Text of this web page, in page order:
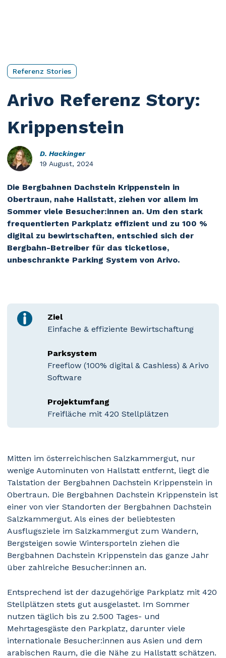
Referenz Stories
Arivo Referenz Story:
Krippenstein
D. Hackinger
19 August, 2024
Die Bergbahnen Dachstein Krippenstein in
Obertraun, nahe Hallstatt, ziehen vor allem im
Sommer viele Besucher:innen an. Um den stark
frequentierten Parkplatz effizient und zu 100 %
digital zu bewirtschaften, entschied sich der
Bergbahn-Betreiber für das ticketlose,
unbeschrankte Parking System von Arivo.
Ziel
Einfache & effiziente Bewirtschaftung
Parksystem
Freeflow (100% digital & Cashless) & Arivo
Software
Projektumfang
Freifläche mit 420 Stellplätzen
Mitten im österreichischen Salzkammergut, nur
wenige Autominuten von Hallstatt entfernt, liegt die
Talstation der Bergbahnen Dachstein Krippenstein in
Obertraun. Die Bergbahnen Dachstein Krippenstein ist
einer von vier Standorten der Bergbahnen Dachstein
Salzkammergut. Als eines der beliebtesten
Ausflugsziele im Salzkammergut zum Wandern,
Bergsteigen sowie Wintersporteln ziehen die
Bergbahnen Dachstein Krippenstein das ganze Jahr
über zahlreiche Besucher:innen an.
Entsprechend ist der dazugehörige Parkplatz mit 420
Stellplätzen stets gut ausgelastet. Im Sommer
nutzen täglich bis zu 2.500 Tages- und
Mehrtagesgäste den Parkplatz, darunter viele
internationale Besucher:innen aus Asien und dem
arabischen Raum, die die Nähe zu Hallstatt schätzen.